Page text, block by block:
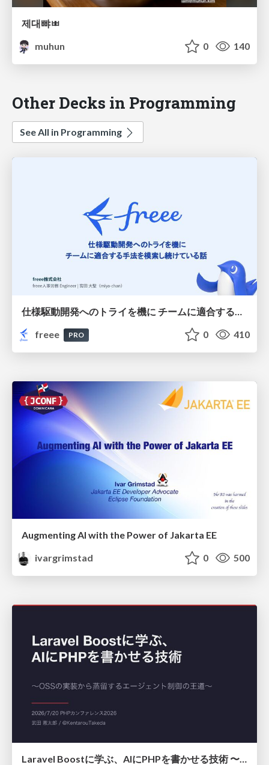
제대뺘ㅃ
muhun
0 140
Other Decks in Programming
See All in Programming
freee
PRO 0 410
Augmenting AI with the Power of Jakarta EE
ivargrimstad
0 500